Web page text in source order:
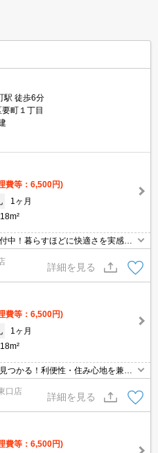
駅 徒歩6分
町１丁目
費等：6,500円)
1ヶ月
中！暮らすほどに快適さを実感で
さ！日常の買い物に便利！
詳細を見る
費等：6,500円)
1ヶ月
つかる！利便性・住み心地を兼ね
ください。お部屋探しはタウンハ
口店
詳細を見る
費等：6,500円)